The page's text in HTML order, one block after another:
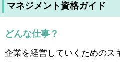
マネジメント資格ガイド
どんな仕事？
企業を経営していくためのス